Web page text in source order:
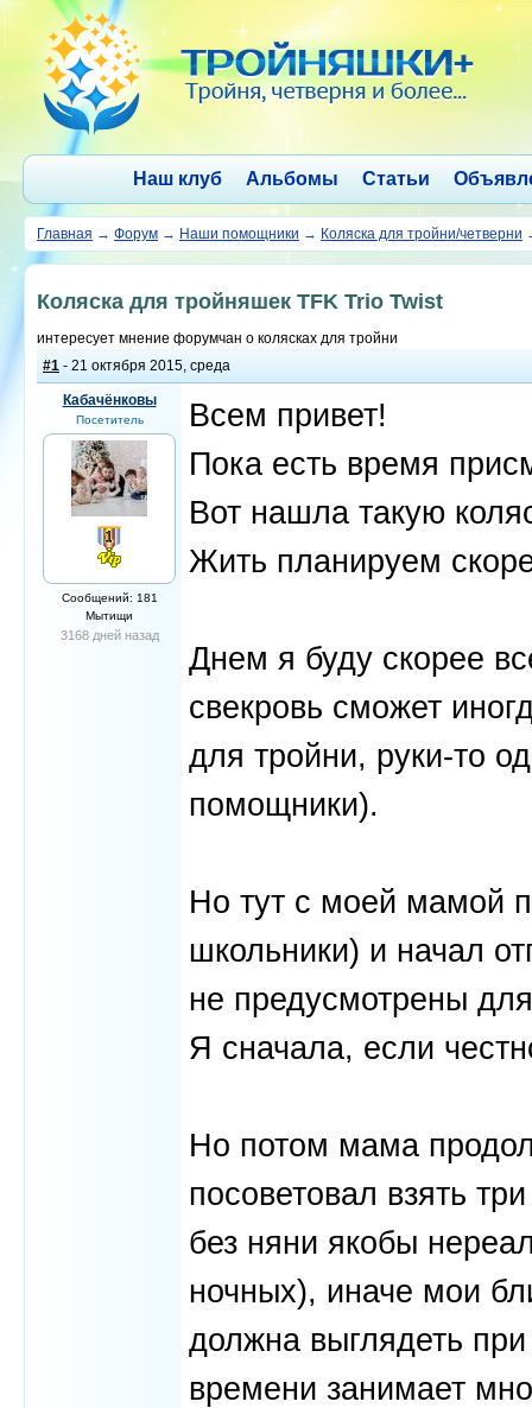
Наш клуб Альбомы Статьи
Главная → Форум → Наши помощники → Коляска для тройни/четверни
Коляска для тройняшек TFK Trio Twist
интересует мнение форумчан о колясках для тройни
#1 - 21 октября 2015, среда
Кабачёнковы
Посетитель
Сообщений: 181
Мытищи
3168 дней назад
Всем привет!
Пока есть время
Вот нашла такую
Жить планируем
Днем я буду скорее
свекровь сможет
для тройни, руки-то
помощники).
Но тут с моей мамой
школьники) и начал
не предусмотрены
Я сначала, если
Но потом мама
посоветовал взять
без няни якобы
ночных), иначе мои
должна выглядеть
времени занимает